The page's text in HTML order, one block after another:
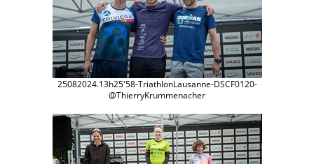
25082024.13h25'58-TriathlonLausanne-DSCF0120-
@ThierryKrummenacher